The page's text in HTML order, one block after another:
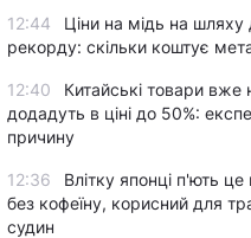
12:44
Ціни на мідь на шляху
рекорду: скільки коштує
12:40
Китайські товари вже
додадуть в ціні до 50%:
причину
12:36
Влітку японці п'ють
без кофеїну, корисний для
судин